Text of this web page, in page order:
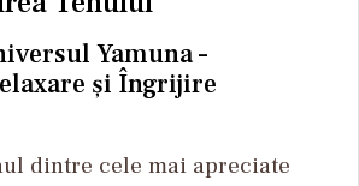
Yamuna –
și Îngrijire
dintre cele mai apreciate